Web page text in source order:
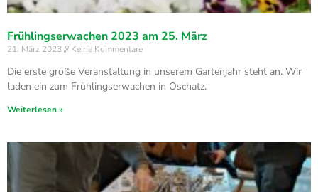
Frühlingserwachen 2023 am 25. März
21. März 2023 Keine Kommentare
Die erste große Veranstaltung in unserem Gartenjahr steht an. Wir
laden ein zum Frühlingserwachen in Oschatz.
Weiterlesen »